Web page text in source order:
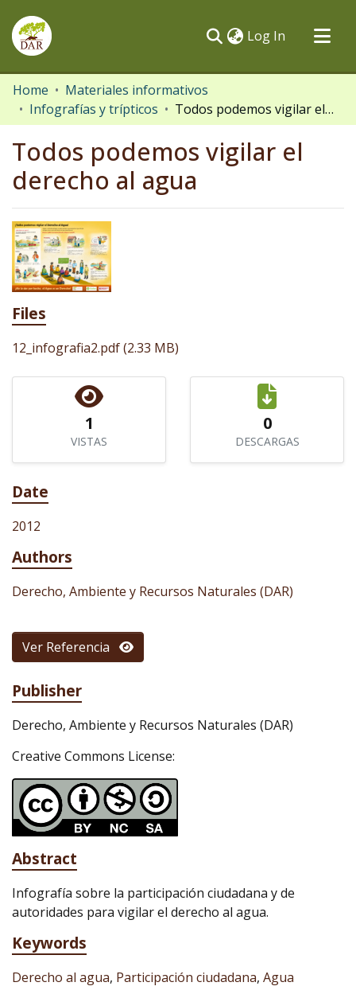
Log In (current)
Communities & Collections
All of DSpace
Home
Materiales informativos
Infografías y trípticos
Todos podemos vigilar el derecho al agua
Todos podemos vigilar el
derecho al agua
Files
12_infografia2.pdf(2.33 MB)
1
VISTAS
0
DESCARGAS
Date
2012
Authors
Derecho, Ambiente y Recursos Naturales (DAR)
Ver Referencia
Publisher
Derecho, Ambiente y Recursos Naturales (DAR)
Creative Commons License:
Abstract
Infografía sobre la participación ciudadana y de
autoridades para vigilar el derecho al agua.
Keywords
Derecho al agua, Participación ciudadana, Agua